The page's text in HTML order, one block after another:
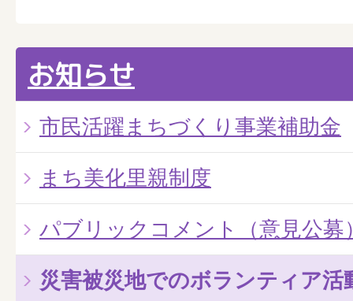
お知らせ
市民活躍まちづくり事業補助金
まち美化里親制度
パブリックコメント（意見公募
災害被災地でのボランティア活